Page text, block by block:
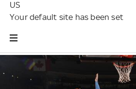
US
Your default site has been set